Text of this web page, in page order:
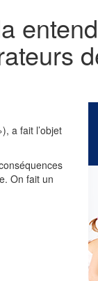
a fait l’objet
On fait un